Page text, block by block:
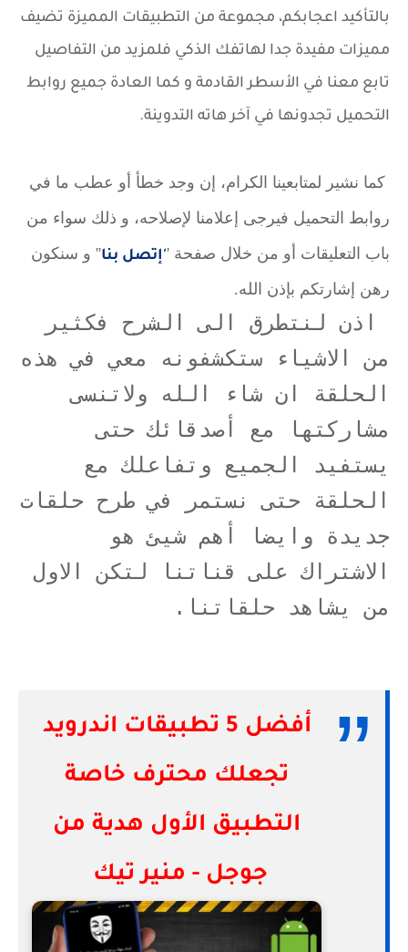
بالتأكيد اعجابكم، مجموعة من التطبيقات المميزة تضيف
مميزات مفيدة جدا لهاتفك الذكي فلمزيد من التفاصيل
تابع معنا في الأسطر القادمة و كما العادة جميع روابط
التحميل تجدونها في آخر هاته التدوينة.
كما نشير لمتابعينا الكرام، إن وجد خطأ أو عطب ما في
روابط التحميل فيرجى إعلامنا لإصلاحه، و ذلك سواء من
باب التعليقات أو من خلال صفحة ''إتصل بنا'' و سنكون
رهن إشارتكم بإذن الله.
اذن لنتطرق الى الشرح فكثير
من الاشياء ستكشفونه معي في هذه
الحلقة ان شاء الله ولاتنسى
مشاركتها مع أصدقائك حتى
يستفيد الجميع وتفاعلك مع
الحلقة حتى نستمر في طرح حلقات
جديدة وايضا أهم شيئ هو
الاشتراك على قناتنا لتكن الاول
من يشاهد حلقاتنا.
أفضل 5 تطبيقات اندرويد
تجعلك محترف خاصة
التطبيق الأول هدية من
جوجل - منير تيك